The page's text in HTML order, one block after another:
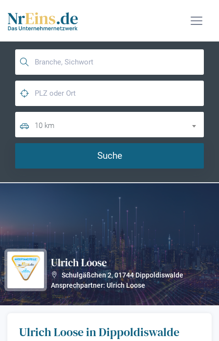
10 km
Suche
Ulrich Loose ?
Schulgäßchen 2,01744 Dippoldiswalde
Ansprechpartner: Ulrich Loose
Ulrich Loose in Dippoldiswalde